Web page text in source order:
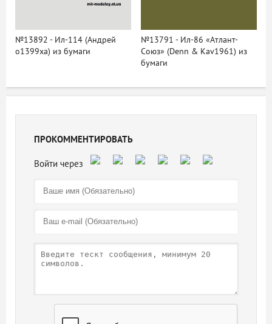
№13892 - Ил-114 (Андрей
o1399xa) из бумаги
№13791 - Ил-86 «Атлант-
Союз» (Denn & Kav1961) из
бумаги
ПРОКОММЕНТИРОВАТЬ